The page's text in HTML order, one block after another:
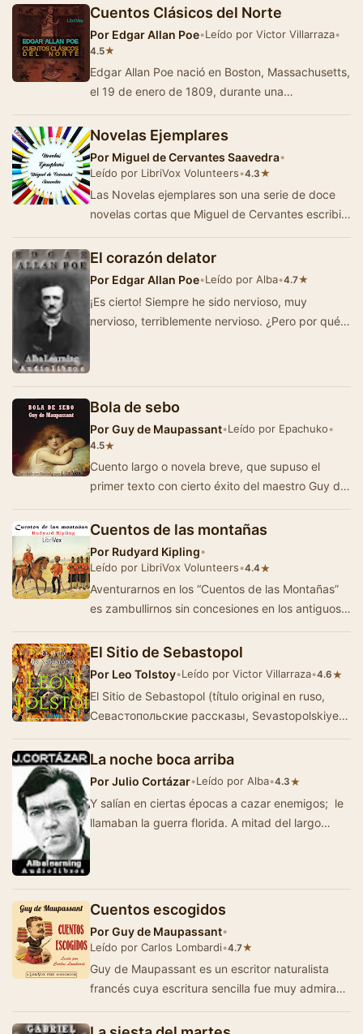
Cuentos Clásicos del Norte
Por Edgar Allan Poe•Leído por Victor Villarraza•
4.5★
Edgar Allan Poe nació en Boston, Massachusetts,
el 19 de enero de 1809, durante una
acto…
Novelas Ejemplares
Por Miguel de Cervantes Saavedra•
Leído por LibriVox Volunteers•4.3★
Las Novelas ejemplares son una serie de doce
novelas cortas que Miguel de Cervantes escribió
El corazón delator
Por Edgar Allan Poe•Leído por Alba•4.7★
¡Es cierto! Siempre he sido nervioso, muy
nervioso, terriblemente nervioso. ¿Pero por qué
Bola de sebo
PorGuy de Maupassant•Leído por Epachuko•
4.5★
Cuento largo o novela breve, que supuso el
primer texto con cierto éxito del maestro Guy de
Cuentos de las montañas
Por Rudyard Kipling•
Leído por LibriVox Volunteers•4.4★
Aventurarnos en los “Cuentos de las Montañas”
es zambullirnos sin concesiones en los antiguos
El Sitio de Sebastopol
Por Leo Tolstoy•Leído por Victor Villarraza•4.6★
El Sitio de Sebastopol (título original en ruso,
Севастопольские рассказы, Sevastopolskiye
La noche boca arriba
PorJulio Cortázar•Leído por Alba•4.3★
Y salían en ciertas épocas a cazar enemigos; le
llamaban la guerra florida. A mitad del largo
Cuentos escogidos
PorGuy de Maupassant•
Leído por Carlos Lombardi•4.7★
Guy de Maupassant es un escritor naturalista
francés cuya escritura sencilla fue muy admirada